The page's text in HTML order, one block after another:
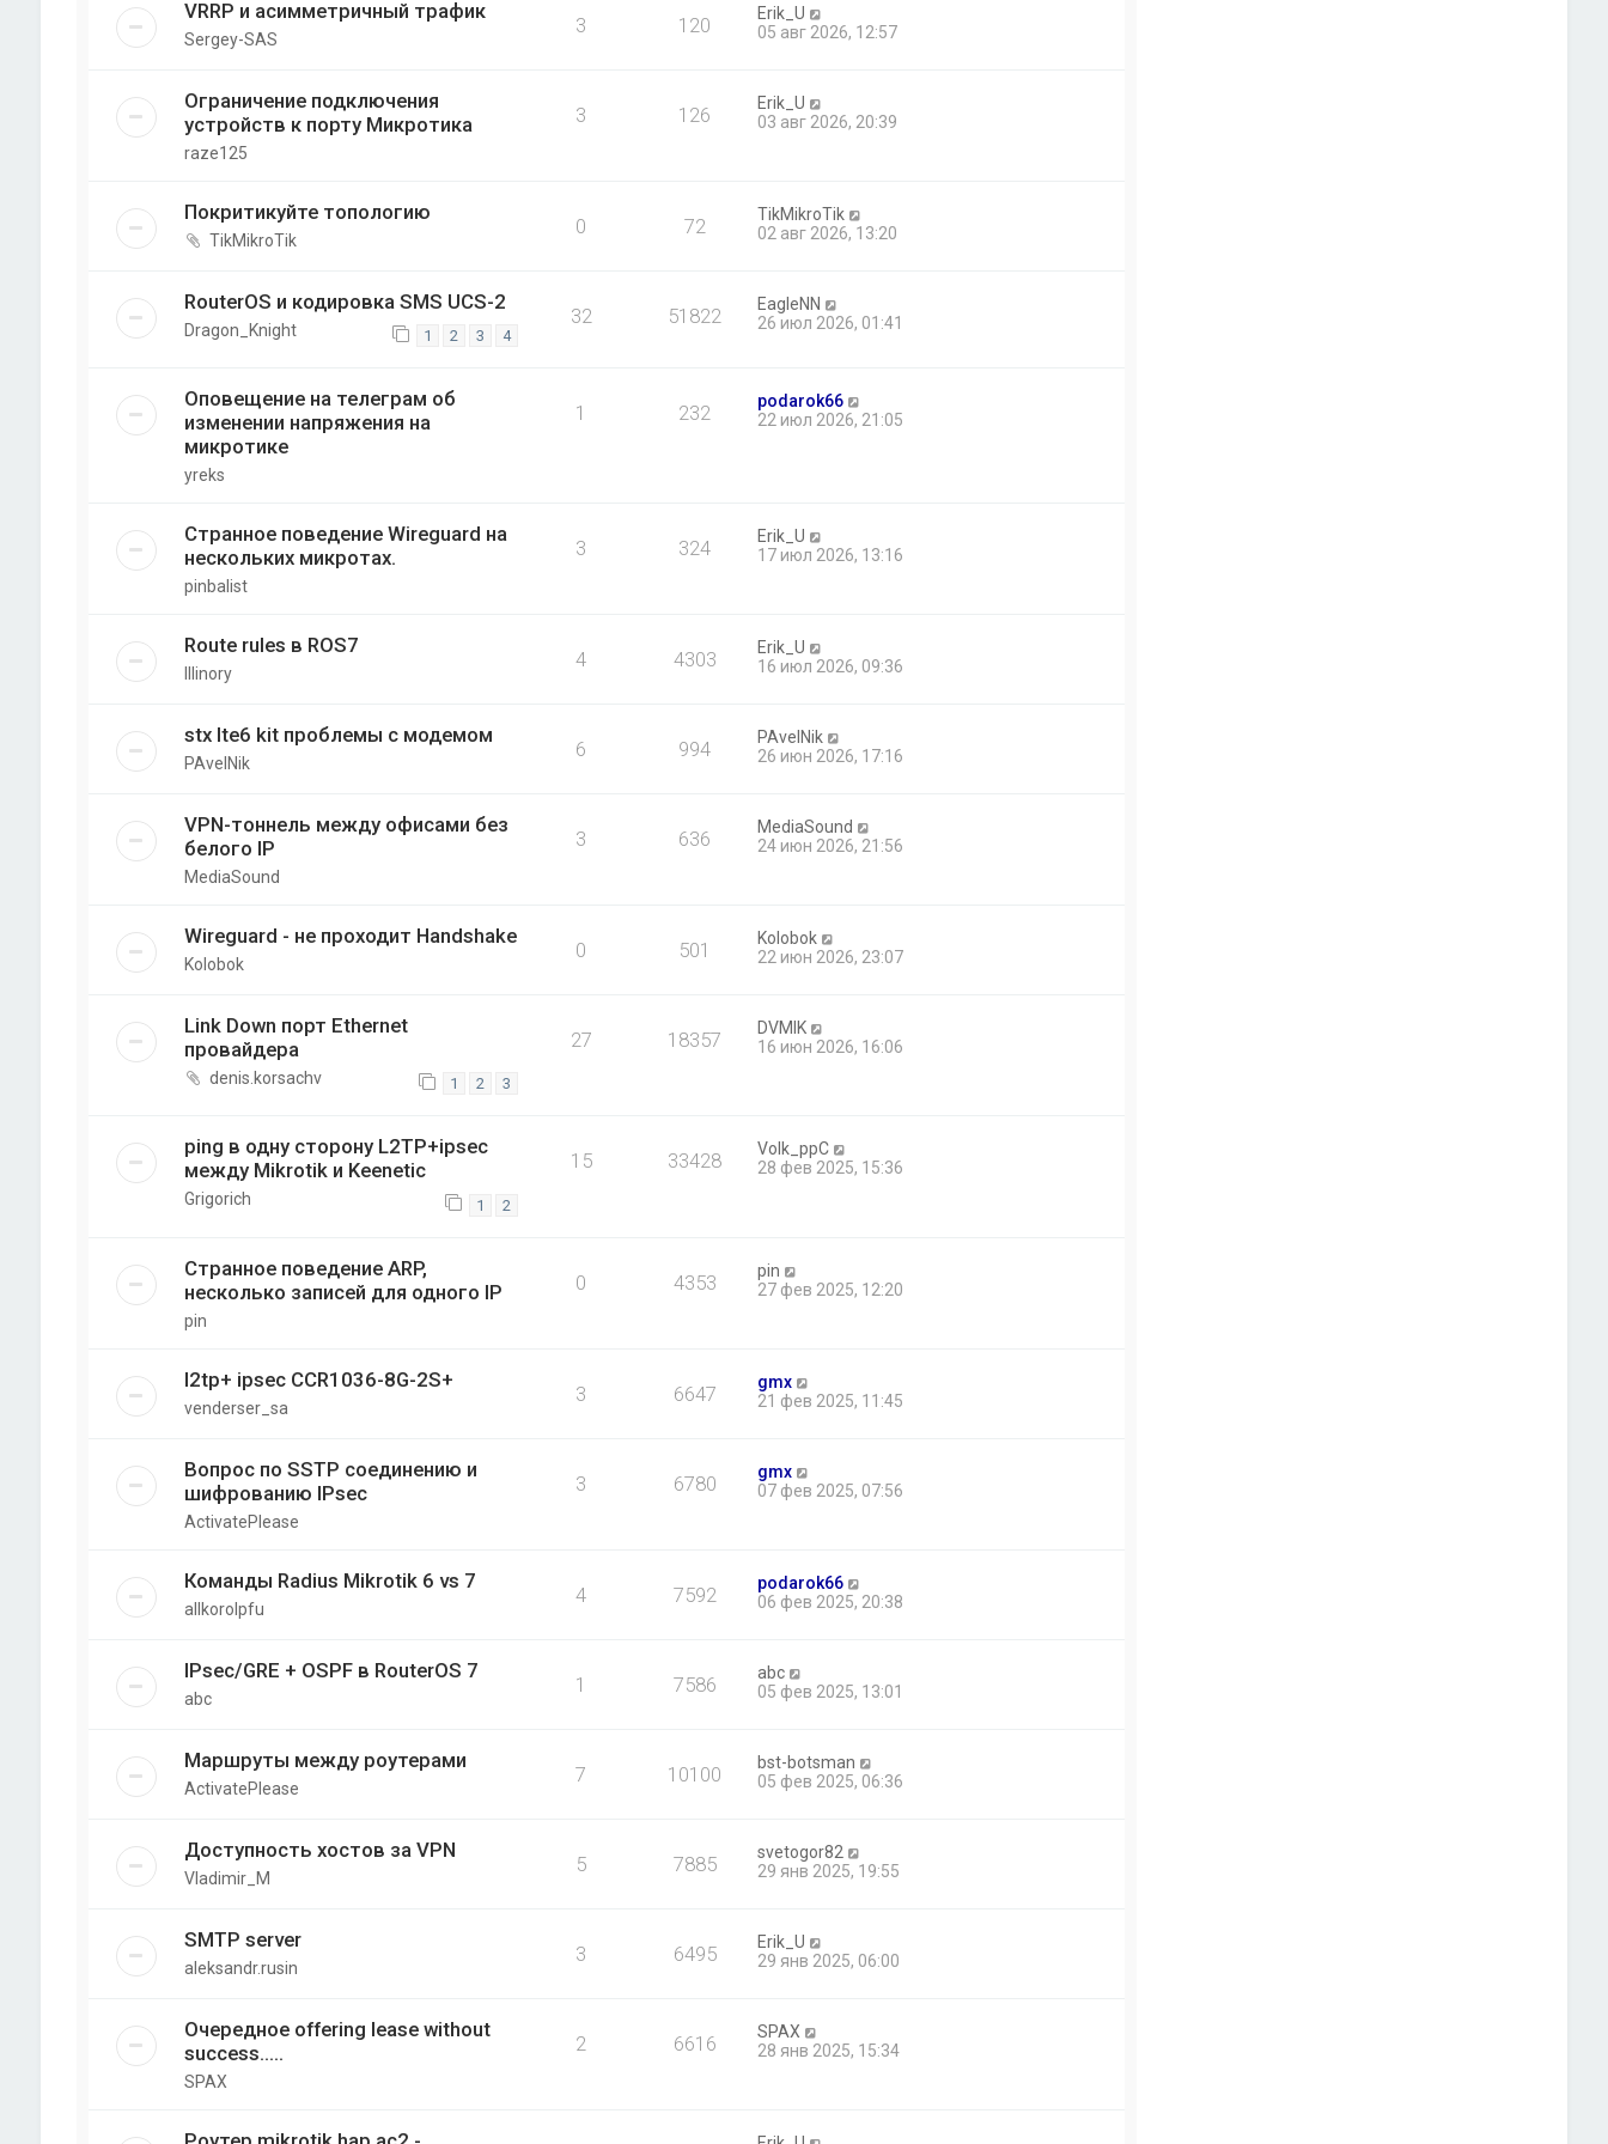
б
ю
м
о
б
ю
VRRP и асимметричный трафик
Sergey-SAS
3 120
Erik_U
05 авг 2026, 12:57
Ограничение подключения
устройств к порту Микротика
raze125
3 126
Erik_U
03 авг 2026, 20:39
Покритикуйте топологию
TikMikroTik
0 72
TikMikroTik
02 авг 2026, 13:20
RouterOS и кодировка SMS UCS-2
Dragon_Knight 1 2 3 4
32 51822
EagleNN
26 июл 2026, 01:41
Оповещение на телеграм об
изменении напряжения на
микротике
yreks
1 232
podarok66
22 июл 2026, 21:05
Странное поведение Wireguard на
нескольких микротах.
pinbalist
3 324
Erik_U
17 июл 2026, 13:16
Route rules в ROS7
Illinory
4 4303
Erik_U
16 июл 2026, 09:36
stx lte6 kit проблемы с модемом
PAvelNik
6 994
PAvelNik
26 июн 2026, 17:16
VPN-тоннель между офисами без
белого IP
MediaSound
3 636
MediaSound
24 июн 2026, 21:56
Wireguard - не проходит Handshake
Kolobok
0 501
Kolobok
22 июн 2026, 23:07
Link Down порт Ethernet
провайдера
denis.korsachv 1 2 3
27 18357
DVMIK
16 июн 2026, 16:06
ping в одну сторону L2TP+ipsec
между Mikrotik и Keenetic
Grigorich 1 2
15 33428
Volk_ppC
28 фев 2025, 15:36
Странное поведение ARP,
несколько записей для одного IP
pin
0 4353
pin
27 фев 2025, 12:20
l2tp+ ipsec CCR1036-8G-2S+
venderser_sa
3 6647
gmx
21 фев 2025, 11:45
Вопрос по SSTP соединению и
шифрованию IPsec
ActivatePlease
3 6780
gmx
07 фев 2025, 07:56
Команды Radius Mikrotik 6 vs 7
allkorolpfu
4 7592
podarok66
06 фев 2025, 20:38
IPsec/GRE + OSPF в RouterOS 7
abc
1 7586
abc
05 фев 2025, 13:01
Маршруты между роутерами
ActivatePlease
7 10100
bst-botsman
05 фев 2025, 06:36
Доступность хостов за VPN
Vladimir_M
5 7885
svetogor82
29 янв 2025, 19:55
SMTP server
aleksandr.rusin
3 6495
Erik_U
29 янв 2025, 06:00
Очередное offering lease without
success.....
SPAX
2 6616
SPAX
28 янв 2025, 15:34